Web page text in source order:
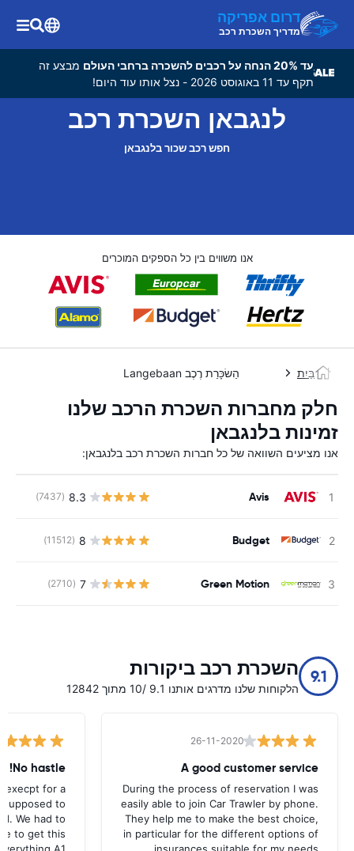
דרום אפריקה
מדריך השכרת רכב
עד 20% הנחה על רכבים להשכרה ברחבי העולם
מבצע זה
תקף עד 11 באוגוסט 2026 - נצל אותו עוד היום!
לנגבאן השכרת רכב
חפש רכב שכור בלנגבאן
אנו משווים בין כל הספקים המוכרים
בַּיִת הַשׂכָּרַת רֶכֶב Langebaan
חלק מחברות השכרת הרכב שלנו
זמינות בלנגבאן
אנו מציעים השוואה של כל חברות השכרת רכב בלנגבאן:
Avis
8.3
(7437)
Budget
8
(11512)
Green Motion
7
(2710)
9.1 השכרת רכב ביקורות
הלקוחות שלנו מדרגים אותנו 9.1 /10 מתוך 12842
26-11-2020
A good customer service
During the process of reservation I was
easily able to join Car Trawler by phone.
They help me to make the best choice,
in particular for the different options of
No hastle!
execpt for a
to
We had to
to get this